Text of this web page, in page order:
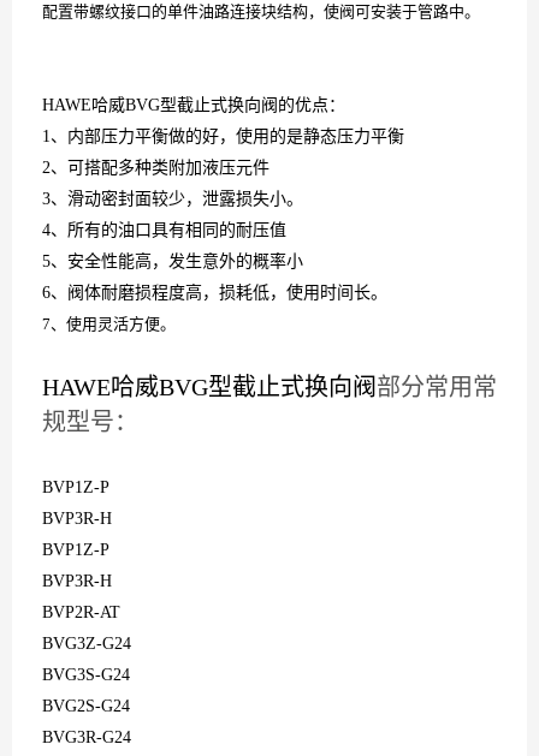
配置带螺纹接口的单件油路连接块结构，使阀可安装于管路中。
HAWE哈威BVG型截止式换向阀的优点：
1、内部压力平衡做的好，使用的是静态压力平衡
2、可搭配多种类附加液压元件
3、滑动密封面较少，泄露损失小。
4、所有的油口具有相同的耐压值
5、安全性能高，发生意外的概率小
6、阀体耐磨损程度高，损耗低，使用时间长。
7、使用灵活方便。
HAWE哈威BVG型截止式换向阀 部分常用常
规型号：
BVP1Z-P
BVP3R-H
BVP1Z-P
BVP3R-H
BVP2R-AT
BVG3Z-G24
BVG3S-G24
BVG2S-G24
BVG3R-G24